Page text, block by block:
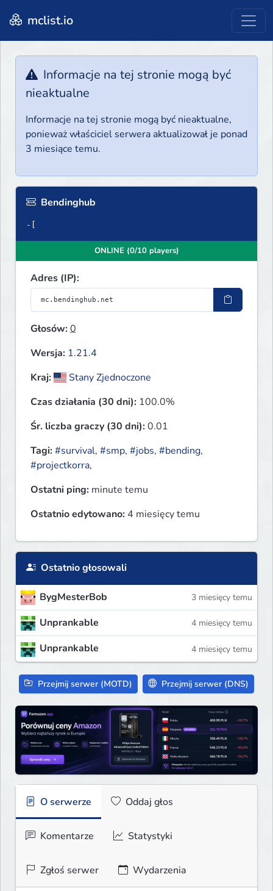
mclist.io
Informacje na tej stronie mogą być
nieaktualne
Informacje na tej stronie mogą być nieaktualne,
ponieważ właściciel serwera aktualizował je ponad
3 miesiące temu.
Bendinghub
-[
ONLINE (0/10 players)
Adres (IP):
Głosów:0
Wersja: 1.21.4
Kraj:
Stany Zjednoczone
Czas działania (30 dni): 100.0%
Śr. liczba graczy (30 dni):0.01
Tagi:#survival, #smp, #jobs, #bending,
#projectkorra,
Ostatni ping: minute temu
Ostatnio edytowano: 4 miesięcy temu
Ostatnio głosowali
BygMesterBob 3 miesięcy temu
Unprankable 4 miesięcy temu
Unprankable 4 miesięcy temu
Przejmij serwer (MOTD) Przejmij serwer (DNS)
O serwerze Oddaj głos
Komentarze Statystyki
Zgłoś serwer Wydarzenia